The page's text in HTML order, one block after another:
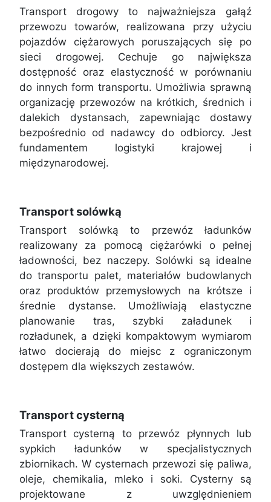
Transport drogowy to najważniejsza gałąź
przewozu towarów, realizowana przy użyciu
pojazdów ciężarowych poruszających się po
sieci drogowej. Cechuje go największa
dostępność oraz elastyczność w porównaniu
do innych form transportu. Umożliwia sprawną
organizację przewozów na krótkich, średnich i
dalekich dystansach, zapewniając dostawy
bezpośrednio od nadawcy do odbiorcy. Jest
fundamentem logistyki krajowej i
międzynarodowej.
Transport solówką
Transport solówką to przewóz ładunków
realizowany za pomocą ciężarówki o pełnej
ładowności, bez naczepy. Solówki są idealne
do transportu palet, materiałów budowlanych
oraz produktów przemysłowych na krótsze i
średnie dystanse. Umożliwiają elastyczne
planowanie tras, szybki załadunek i
rozładunek, a dzięki kompaktowym wymiarom
łatwo docierają do miejsc z ograniczonym
dostępem dla większych zestawów.
Transport cysterną
Transport cysterną to przewóz płynnych lub
sypkich ładunków w specjalistycznych
zbiornikach. W cysternach przewozi się paliwa,
oleje, chemikalia, mleko i soki. Cysterny są
projektowane z uwzględnieniem